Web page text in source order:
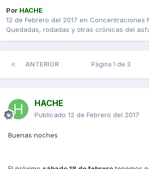
Por HACHE
12 de Febrero del 2017 en Concentraciones
Quedadas, rodadas y otras crónicas del
ANTERIOR Página 1 de 3
HACHE
Publicado 12 de Febrero del 2017
Buenas noches